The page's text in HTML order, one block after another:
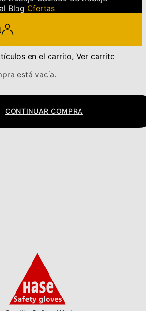
Blog Ofertas
en el carrito, Ver carrito
está vacía.
CONTINUAR COMPRA